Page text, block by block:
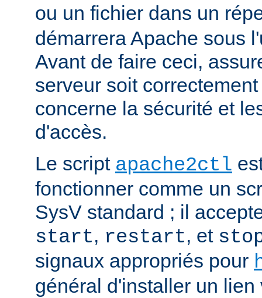
ou un fichier dans un
démarrera Apache sous
Avant de faire ceci,
serveur soit
concerne la sécurité et
d'accès.
Le script apache2ctl
fonctionner comme un
SysV standard ; il
start, restart, et
signaux appropriés pour
général d'installer un